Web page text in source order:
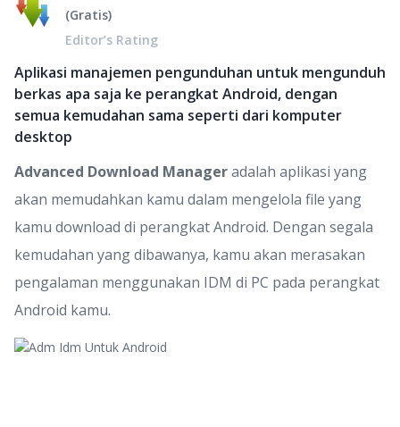
(Gratis)
Editor’s Rating
Aplikasi manajemen pengunduhan untuk mengunduh
berkas apa saja ke perangkat Android, dengan
semua kemudahan sama seperti dari komputer
desktop
Advanced Download Manageradalah aplikasi yang
akan memudahkan kamu dalam mengelola file yang
kamu download di perangkat Android. Dengan segala
kemudahan yang dibawanya, kamu akan merasakan
pengalaman menggunakan IDM di PC pada perangkat
Android kamu.